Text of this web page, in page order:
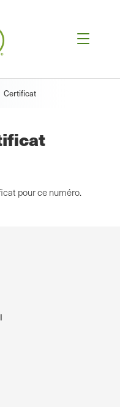
Certificat
pour ce numéro.